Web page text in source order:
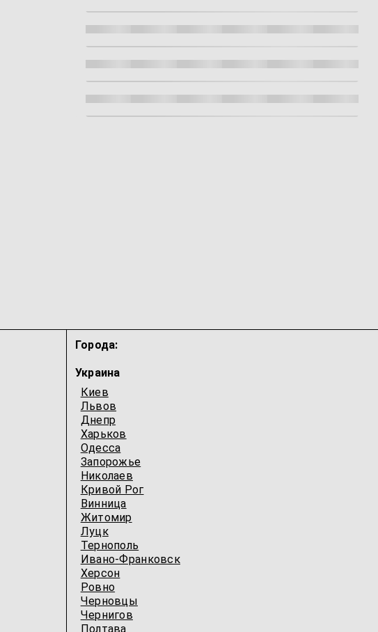
Города:
Украина
Киев
Львов
Днепр
Харьков
Одесcа
Запорожье
Николаев
Кривой Рог
Винница
Житомир
Луцк
Тернополь
Ивано-Франковск
Херсон
Ровно
Черновцы
Чернигов
Полтава